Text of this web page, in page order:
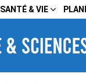
SANTÉ & VIE